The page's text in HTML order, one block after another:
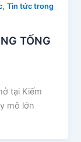
,Tin tức trong
TỐNG
tại Kiếm
mô lớn